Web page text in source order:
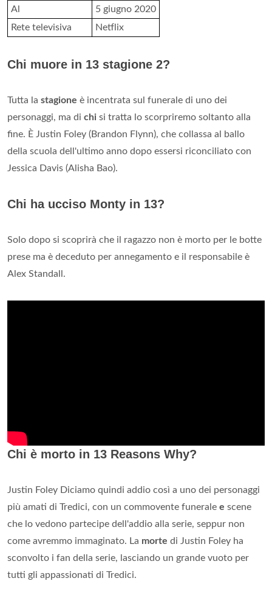
Al
5 giugno 2020
Rete televisiva
Netflix
Chi muore in 13 stagione 2?
Tutta la stagione è incentrata sul funerale di uno dei
personaggi, ma di chi si tratta lo scorpriremo soltanto alla
fine. È Justin Foley (Brandon Flynn), che collassa al ballo
della scuola dell'ultimo anno dopo essersi riconciliato con
Jessica Davis (Alisha Bao).
Chi ha ucciso Monty in 13?
Solo dopo si scoprirà che il ragazzo non è morto per le botte
prese ma è deceduto per annegamento e il responsabile è
Alex Standall.
Chi è morto in 13 Reasons Why?
Justin Foley Diciamo quindi addio così a uno dei personaggi
più amati di Tredici, con un commovente funerale e scene
che lo vedono partecipe dell'addio alla serie, seppur non
come avremmo immaginato. La morte di Justin Foley ha
sconvolto i fan della serie, lasciando un grande vuoto per
tutti gli appassionati di Tredici.